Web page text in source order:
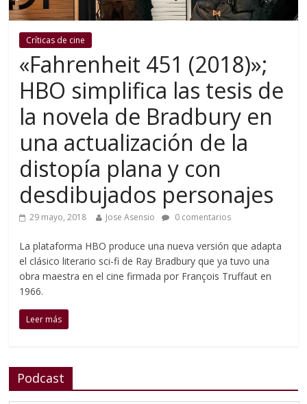
Críticas de cine
«Fahrenheit 451 (2018)»;
HBO simplifica las tesis de
la novela de Bradbury en
una actualización de la
distopía plana y con
desdibujados personajes
29 mayo, 2018 Jose Asensio 0 comentarios
La plataforma HBO produce una nueva versión que adapta
el clásico literario sci-fi de Ray Bradbury que ya tuvo una
obra maestra en el cine firmada por François Truffaut en
1966.
Leer más
Podcast